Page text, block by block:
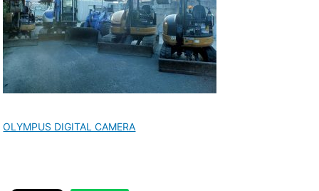
OLYMPUS DIGITAL CAMERA